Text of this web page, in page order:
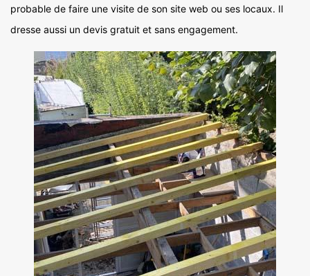
probable de faire une visite de son site web ou ses locaux. Il
dresse aussi un devis gratuit et sans engagement.